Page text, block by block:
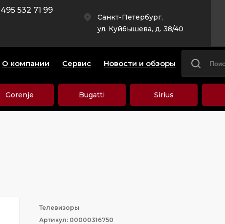
532 71 99
Санкт-Петербург,
ул. Куйбышева, д. 38/40
О компании Сервис Новости и обзоры
Gorenje Bugatti Sirius
Телевизоры
Артикул: 00000316750